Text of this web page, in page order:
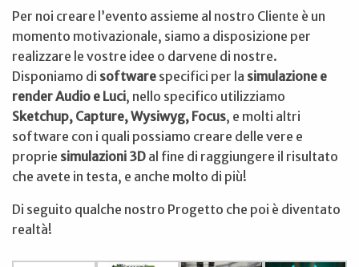
Per noi creare l’evento assieme al nostro Cliente è un
momento motivazionale, siamo a disposizione per
realizzare le vostre idee o darvene di nostre.
Disponiamo di software specifici per la simulazione e
render Audio e Luci, nello specifico utilizziamo
Sketchup, Capture, Wysiwyg, Focus, e molti altri
software con i quali possiamo creare delle vere e
proprie simulazioni 3D al fine di raggiungere il risultato
che avete in testa, e anche molto di più!
Di seguito qualche nostro Progetto che poi è diventato
realtà!